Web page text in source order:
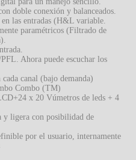
doble conexión y balanceados.
las entradas (H&L variable.
paramétricos (Filtrado de
Ahora puede escuchar los
canal (bajo demanda)
Combo (TM)
x 20 Vúmetros de leds + 4
y ligera con posibilidad de
por el usuario, internamente